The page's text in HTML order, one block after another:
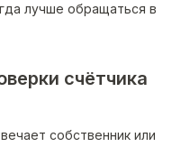
лучше обращаться в
счётчика
собственник или